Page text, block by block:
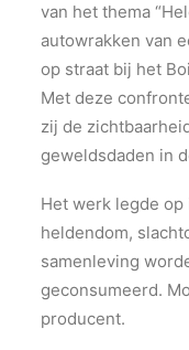
van het thema
autowrakken van
op straat bij het
Met deze
zij de
geweldsdaden in
Het werk legde
heldendom,
samenleving
geconsumeerd.
producent.